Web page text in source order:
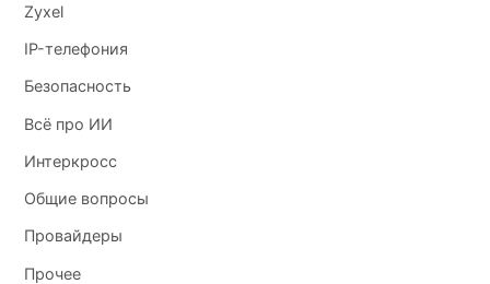
Zyxel
IP-телефония
Безопасность
Всё про ИИ
Интеркросс
Общие вопросы
Провайдеры
Прочее